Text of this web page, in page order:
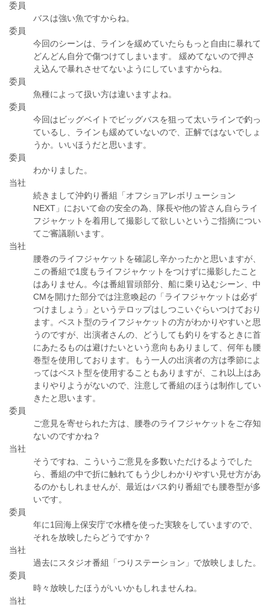
委員
バスは強い魚ですからね。
委員
今回のシーンは、ラインを緩めていたらもっと自由に暴れて
どんどん自分で傷つけてしまいます。 緩めてないので押さ
え込んで暴れさせてないようにしていますからね。
委員
魚種によって扱い方は違いますよね。
委員
今回はビッグベイトでビッグバスを狙って太いラインで釣っ
ているし、ラインも緩めていないので、正解ではないでしょ
うか。いいほうだと思います。
委員
わかりました。
当社
続きまして沖釣り番組「オフショアレボリューション
NEXT」において命の安全の為、隊長や他の皆さん自らライ
フジャケットを着用して撮影して欲しいというご指摘につい
てご審議願います。
当社
腰巻のライフジャケットを確認し辛かったかと思いますが、
この番組で1度もライフジャケットをつけずに撮影したこと
はありません。今は番組冒頭部分、船に乗り込むシーン、中
CMを開けた部分では注意喚起の「ライフジャケットは必ず
つけましょう」というテロップはしつこいぐらいつけており
ます。ベスト型のライフジャケットの方がわかりやすいと思
うのですが、出演者さんの、どうしても釣りをするときに首
にあたるものは避けたいという意向もありまして、何年も腰
巻型を使用しております。もう一人の出演者の方は季節によ
ってはベスト型を使用することもありますが、これ以上はあ
まりやりようがないので、注意して番組のほうは制作してい
きたと思います。
委員
ご意見を寄せられた方は、腰巻のライフジャケットをご存知
ないのですかね？
当社
そうですね、こういうご意見を多数いただけるようでした
ら、番組の中で折に触れてもう少しわかりやすい見せ方があ
るのかもしれませんが、最近はバス釣り番組でも腰巻型が多
いです。
委員
年に1回海上保安庁で水槽を使った実験をしていますので、
それを放映したらどうですか？
当社
過去にスタジオ番組「つりステーション」で放映しました。
委員
時々放映したほうがいいかもしれませんね。
当社